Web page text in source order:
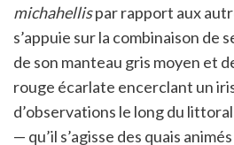
michahellispar rapport aux
s’appuie sur la combinaison de
de son manteau gris moyen et
rouge écarlate encerclant un
d’observations le long du
— qu’il s’agisse des quais